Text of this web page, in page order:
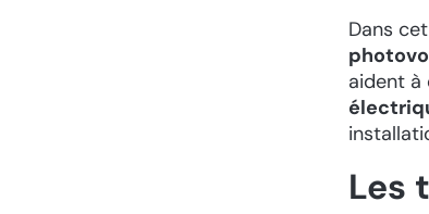
Dans
aident à
Les